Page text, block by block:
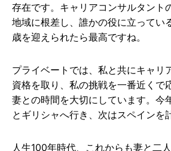
存在です。キャリアコンサルタント
地域に根差し、誰かの役に立ってい
歳を迎えられたら最高ですね。
プライベートでは、私と共にキャリ
資格を取り、私の挑戦を一番近くで
妻との時間を大切にしています。今
とギリシャへ行き、次はスペインを
人生100年時代、これからも妻と二